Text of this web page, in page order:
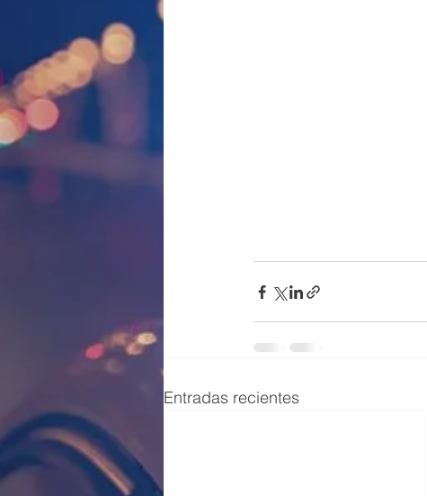
Entradas recientes